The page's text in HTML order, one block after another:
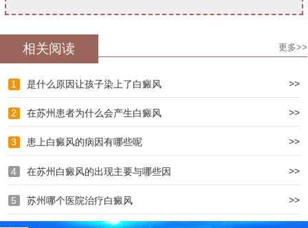
相关阅读 更多>>
1 是什么原因让孩子染上了白癜风 >>
2 在苏州患者为什么会产生白癜风 >>
3 患上白癜风的病因有哪些呢 >>
4 在苏州白癜风的出现主要与哪些因 >>
5 苏州哪个医院治疗白癜风 >>